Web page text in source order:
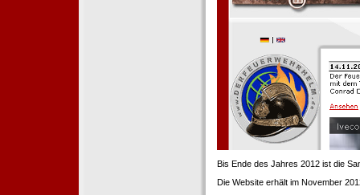
Bis Ende des Jahres 2012 ist die
Die Website erhält im November